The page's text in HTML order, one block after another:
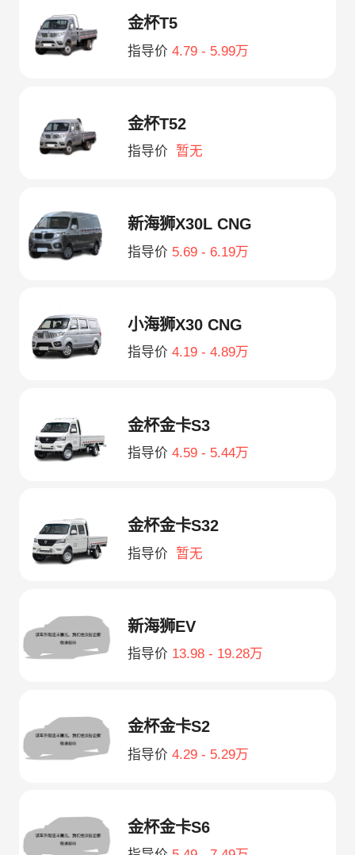
金杯T5
指导价 4.79 - 5.99万
金杯T52
指导价 暂无
新海狮X30L CNG
指导价 5.69 - 6.19万
小海狮X30 CNG
指导价 4.19 - 4.89万
金杯金卡S3
指导价 4.59 - 5.44万
金杯金卡S32
指导价 暂无
新海狮EV
指导价 13.98 - 19.28万
金杯金卡S2
指导价 4.29 - 5.29万
金杯金卡S6